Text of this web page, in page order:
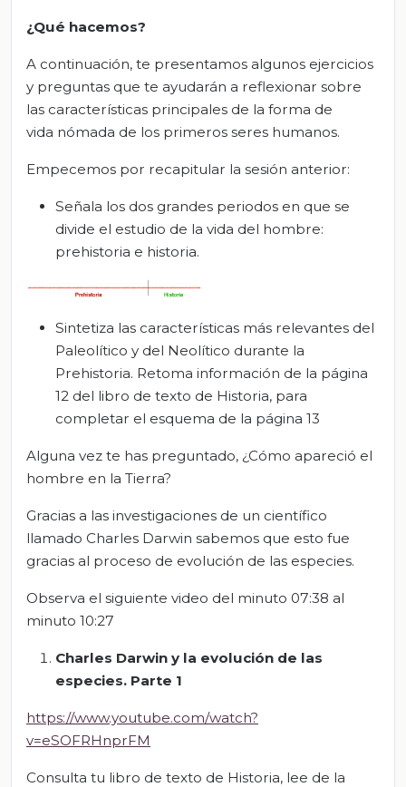
¿Qué hacemos?
A continuación, te presentamos algunos ejercicios
y preguntas que te ayudarán a reflexionar sobre
las características principales de la forma de
vida nómada de los primeros seres humanos.
Empecemos por recapitular la sesión anterior:
Señala los dos grandes periodos en que se
divide el estudio de la vida del hombre:
prehistoria e historia.
Sintetiza las características más relevantes del
Paleolítico y del Neolítico durante la
Prehistoria. Retoma información de la página
12 del libro de texto de Historia, para
completar el esquema de la página 13
Alguna vez te has preguntado, ¿Cómo apareció el
hombre en la Tierra?
Gracias a las investigaciones de un científico
llamado Charles Darwin sabemos que esto fue
gracias al proceso de evolución de las especies.
Observa el siguiente video del minuto 07:38 al
minuto 10:27
Charles Darwin y la evolución de las
especies. Parte 1
https://www.youtube.com/watch?
v=eSOFRHnprFM
Consulta tu libro de texto de Historia, lee de la